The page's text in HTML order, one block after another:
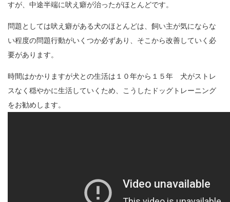
すが、中途半端に吠え癖が治ったがほとんどです。
問題としては吠え癖がある犬のほとんどは、飼い主が気にならな
い程度の問題行動がいくつか必ずあり、そこから改善していく必
要があります。
時間はかかりますが犬との生活は１０年から１５年 犬がストレ
スなく穏やかに生活していくため、こうしたドッグトレーニング
をお勧めします。